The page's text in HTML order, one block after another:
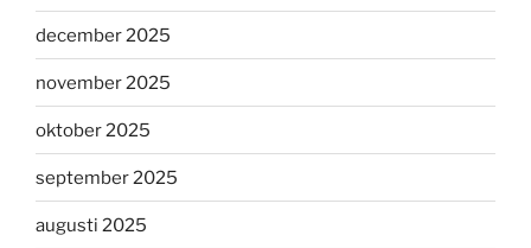
december 2025
november 2025
oktober 2025
september 2025
augusti 2025